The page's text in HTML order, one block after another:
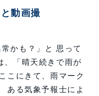
動画撮
かも？」と 思って
、「晴天続きで雨が
こにきて、雨マーク
ある気象予報士によ